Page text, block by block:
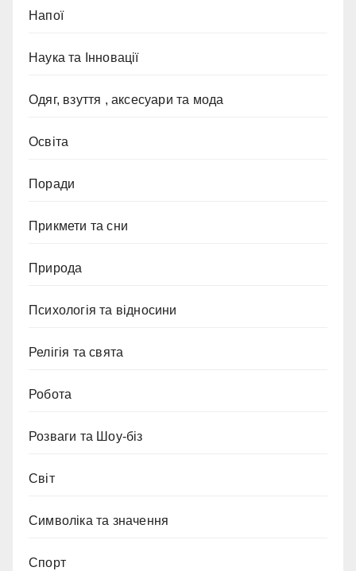
Напої
Наука та Інновації
Одяг, взуття , аксесуари та мода
Освіта
Поради
Прикмети та сни
Природа
Психологія та відносини
Релігія та свята
Робота
Розваги та Шоу-біз
Світ
Символіка та значення
Спорт